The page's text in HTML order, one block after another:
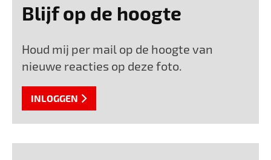
Blijf op de hoogte
Houd mij per mail op de hoogte van
nieuwe reacties op deze foto.
INLOGGEN